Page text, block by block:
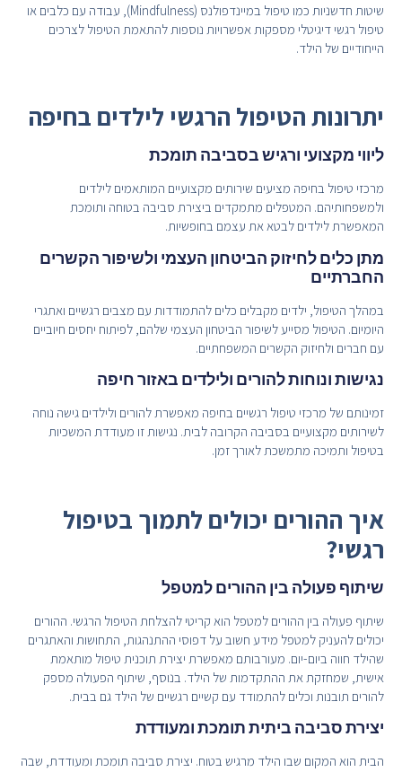
שיטות חדשניות כמו טיפול במיינדפולנס (Mindfulness), עבודה עם כלבים או
טיפול רגשי דיגיטלי מספקות אפשרויות נוספות להתאמת הטיפול לצרכים
הייחודיים של הילד.
יתרונות הטיפול הרגשי לילדים בחיפה
ליווי מקצועי ורגיש בסביבה תומכת
מרכזי טיפול בחיפה מציעים שירותים מקצועיים המותאמים לילדים
ולמשפחותיהם. המטפלים מתמקדים ביצירת סביבה בטוחה ותומכת
המאפשרת לילדים לבטא את עצמם בחופשיות.
מתן כלים לחיזוק הביטחון העצמי ולשיפור הקשרים
החברתיים
במהלך הטיפול, ילדים מקבלים כלים להתמודדות עם מצבים רגשיים ואתגרי
היומיום. הטיפול מסייע לשיפור הביטחון העצמי שלהם, לפיתוח יחסים חיוביים
עם חברים ולחיזוק הקשרים המשפחתיים.
נגישות ונוחות להורים ולילדים באזור חיפה
זמינותם של מרכזי טיפול רגשיים בחיפה מאפשרת להורים ולילדים גישה נוחה
לשירותים מקצועיים בסביבה הקרובה לבית. נגישות זו מעודדת המשכיות
בטיפול ותמיכה מתמשכת לאורך זמן.
איך ההורים יכולים לתמוך בטיפול
רגשי?
שיתוף פעולה בין ההורים למטפל
שיתוף פעולה בין ההורים למטפל הוא קריטי להצלחת הטיפול הרגשי. ההורים
יכולים להעניק למטפל מידע חשוב על דפוסי ההתנהגות, התחושות והאתגרים
שהילד חווה ביום-יום. מעורבותם מאפשרת יצירת תוכנית טיפול מותאמת
אישית, שמחזקת את ההתקדמות של הילד. בנוסף, שיתוף הפעולה מספק
להורים תובנות וכלים להתמודד עם קשיים רגשיים של הילד גם בבית.
יצירת סביבה ביתית תומכת ומעודדת
הבית הוא המקום שבו הילד מרגיש בטוח. יצירת סביבה תומכת ומעודדת, שבה